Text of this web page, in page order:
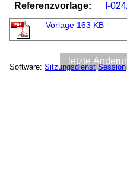
Referenzvorlage:
I-
Vorlage 163 KB
letzte
Software: Sitzungsdienst Session